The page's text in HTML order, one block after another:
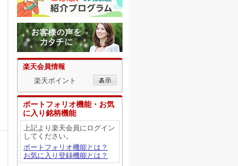
楽天会員情報
楽天ポイント
ポートフォリオ機能・お気
に入り銘柄機能
上記より楽天会員にログイン
してください。
ポートフォリオ機能とは？
お気に入り登録機能とは？